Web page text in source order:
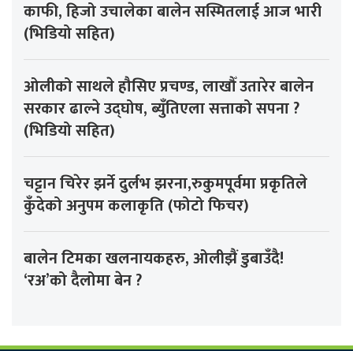
काफी, हिजो उचालेका बालेन सस्मितलाई आज भारी
(भिडियो सहित)
ओलीको साथले हौसिए प्रचण्ड, लाखौँ उतारेर बालेन
सरकार ढाल्ने उद्घोष, ब्युँतिएला सत्ताको सपना ?
(भिडियो सहित)
चट्टान चिरेर झर्ने दुर्लभ झरना,रुकुमपूर्वमा प्रकृतिले
कुँदेको अनुपम कलाकृति (फोटो फिचर)
बालेन टिमका खलनायकहरु, ओलीझैं डुबाउँदै!
‘रअ’को दैलोमा बेन ?